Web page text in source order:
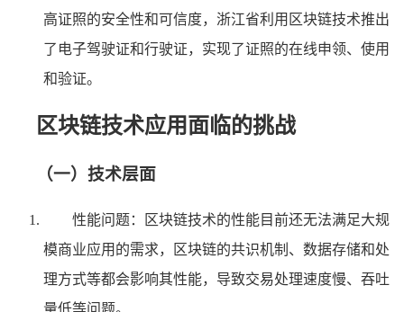
高证照的安全性和可信度，浙江省利用区块链技术推出
了电子驾驶证和行驶证，实现了证照的在线申领、使用
和验证。
区块链技术应用面临的挑战
（一）技术层面
性能问题：区块链技术的性能目前还无法满足大规
模商业应用的需求，区块链的共识机制、数据存储和处
理方式等都会影响其性能，导致交易处理速度慢、吞吐